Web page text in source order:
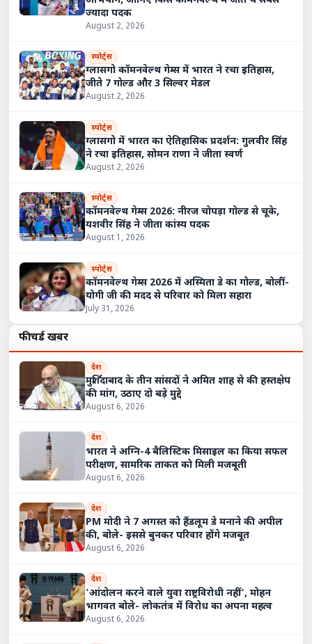
ज्यादा पदक
August 2, 2026
स्पोर्ट्स
ग्लासगो कॉमनवेल्थ गेम्स में भारत ने रचा इतिहास,
जीते 7 गोल्ड और 3 सिल्वर मेडल
August 2, 2026
स्पोर्ट्स
ग्लासगो में भारत का ऐतिहासिक प्रदर्शन: गुलवीर सिंह
ने रचा इतिहास, सोमन राणा ने जीता स्वर्ण
August 2, 2026
स्पोर्ट्स
कॉमनवेल्थ गेम्स 2026: नीरज चोपड़ा गोल्ड से चूके,
यशवीर सिंह ने जीता कांस्य पदक
August 1, 2026
स्पोर्ट्स
कॉमनवेल्थ गेम्स 2026 में अस्मिता डे का गोल्ड, बोलीं-
योगी जी की मदद से परिवार को मिला सहारा
July 31, 2026
फीचर्ड खबरें
देश
मुर्शिदाबाद के तीन सांसदों ने अमित शाह से की हस्तक्षेप
की मांग, उठाए दो बड़े मुद्दे
August 6, 2026
देश
भारत ने अग्नि-4 बैलिस्टिक मिसाइल का किया सफल
परीक्षण, सामरिक ताकत को मिली मजबूती
August 6, 2026
देश
PM मोदी ने 7 अगस्त को हैंडलूम डे मनाने की अपील
की, बोले- इससे बुनकर परिवार होंगे मजबूत
August 6, 2026
देश
'आंदोलन करने वाले युवा राष्ट्रविरोधी नहीं', मोहन
भागवत बोले- लोकतंत्र में विरोध का अपना महत्व
August 6, 2026